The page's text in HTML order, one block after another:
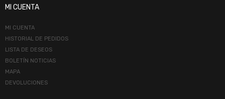
MI CUENTA
MI CUENTA
HISTORIAL DE PEDIDOS
LISTA DE DESEOS
BOLETÍN NOTICIAS
MAPA
DEVOLUCIONES